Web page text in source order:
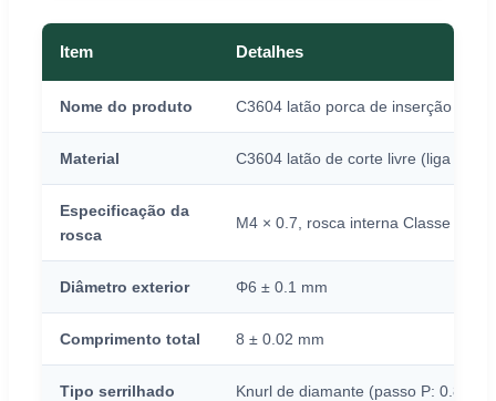
Item Detalhes
Nome do produto C3604 latão porca de inserção
Material C3604 latão de corte livre (liga de
Especificação da
rosca
M4 × 0.7, rosca interna Classe 6H
Diâmetro exterior Φ6 ± 0.1 mm
Comprimento total 8 ± 0.02 mm
Tipo serrilhado Knurl de diamante (passo P: 0.8